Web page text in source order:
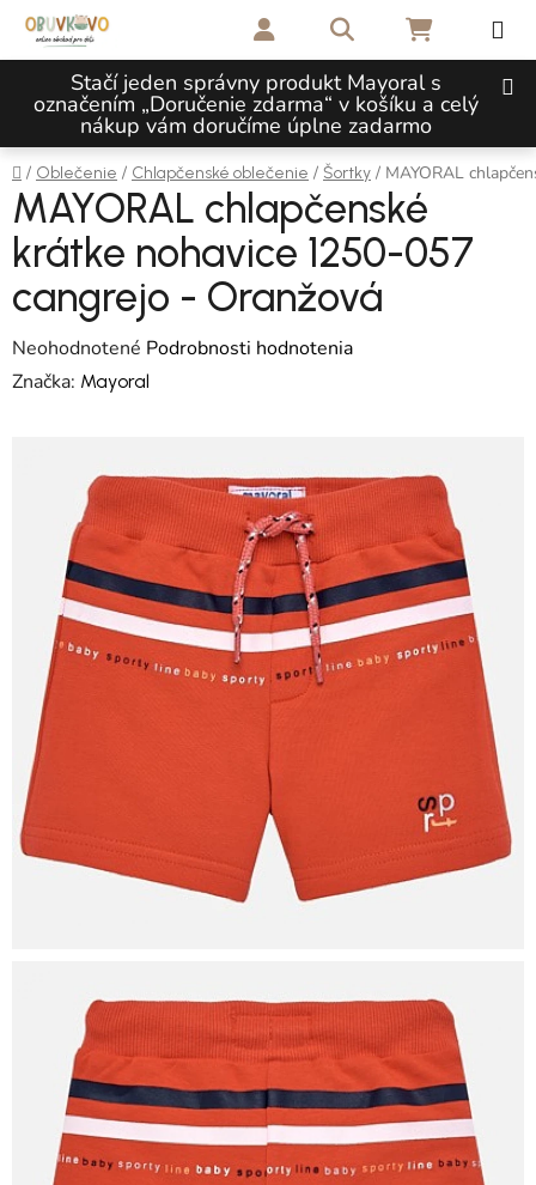
Prejsť na obsah
Stačí jeden správny produkt Mayoral s
označením „Doručenie zdarma“ v košíku a celý
nákup vám doručíme úplne zadarmo
Hľadať NÁKUPNÝ
Domov
/ Oblečenie / Chlapčenské oblečenie / Šortky / MAYORAL
MAYORAL chlapčenské
krátke nohavice 1250-057
cangrejo - Oranžová
Priemerné hodnotenie produktu je 0,0 z 5 hviezdičiek.
Neohodnotené Podrobnosti hodnotenia
Značka: Mayoral